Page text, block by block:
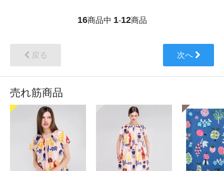
16商品中 1-12商品
戻る 次へ
売れ筋商品